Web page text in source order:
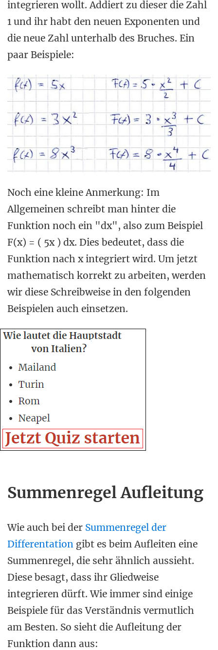
integrieren wollt. Addiert zu dieser die Zahl
1 und ihr habt den neuen Exponenten und
die neue Zahl unterhalb des Bruches. Ein
paar Beispiele:
Noch eine kleine Anmerkung: Im
Allgemeinen schreibt man hinter die
Funktion noch ein "dx", also zum Beispiel
F(x) = ( 5x ) dx. Dies bedeutet, dass die
Funktion nach x integriert wird. Um jetzt
mathematisch korrekt zu arbeiten, werden
wir diese Schreibweise in den folgenden
Beispielen auch einsetzen.
Summenregel Aufleitung
Wie auch bei der Summenregel der
Differentation gibt es beim Aufleiten eine
Summenregel, die sehr ähnlich aussieht.
Diese besagt, dass ihr Gliedweise
integrieren dürft. Wie immer sind einige
Beispiele für das Verständnis vermutlich
am Besten. So sieht die Aufleitung der
Funktion dann aus: